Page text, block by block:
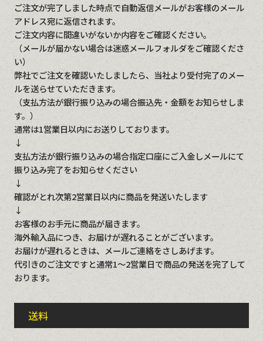
ご注文が完了しました時点で自動返信メールがお客様のメール
アドレス宛に返信されます。
ご注文内容に間違いがないか内容をご確認ください。
（メールが届かない場合は迷惑メールフォルダをご確認くださ
い）
弊社でご注文を確認いたしましたら、当社より受付完了のメー
ルを送らせていただきます。
（支払方法が銀行振り込みの場合振込先・金額をお知らせしま
す。）
通常は1営業日以内にお送りしております。
↓
支払方法が銀行振り込みの場合指定口座にご入金しメールにて
振り込み完了をお知らせください
↓
確認がとれ次第2営業日以内に商品を発送いたします
↓
お客様のお手元に商品が届きます。
海外輸入品につき、お届けが遅れることがございます。
お届けが遅れるときは、メールご連絡をさしあげます。
代引きのご注文ですと通常1～2営業日で商品の発送を完了して
おります。
送料